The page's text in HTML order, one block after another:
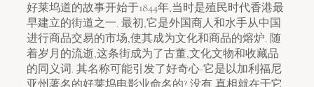
好莱坞道的故事开始于1844年,当时是殖民时代香港最
早建立的街道之一. 最初,它是外国商人和水手从中国
进行商品交易的市场,使其成为文化和商品的熔炉. 随
着岁月的流逝,这条街成为了古董,文化文物和收藏品
的同义词. 其名称可能引发了好奇心-它是以加利福尼